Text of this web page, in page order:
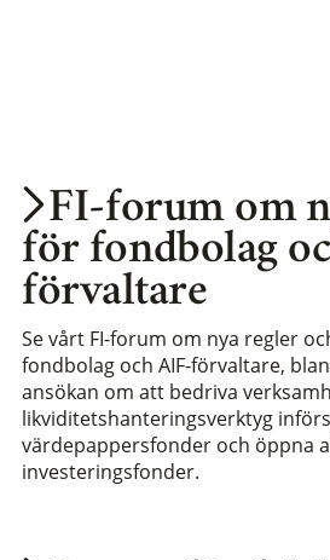
FI-forum om
för fondbolag
förvaltare
Se vårt FI-forum om nya regler
fondbolag och AIF-förvaltare,
ansökan om att bedriva
likviditetshanteringsverktyg
värdepappersfonder och öppna
investeringsfonder.